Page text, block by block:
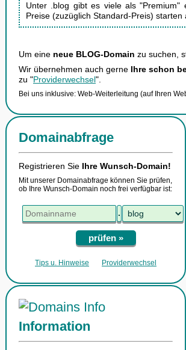
Unter .blog gibt es viele als "Premium"
Preise (zuzüglich Standard-Preis) starten
Um eine neue BLOG-Domain zu suchen,
Wir übernehmen auch gerne Ihre schon
zu "Providerwechsel".
Bei uns inklusive: Web-Weiterleitung (auf Ihren
Domainabfrage
Registrieren Sie Ihre Wunsch-Domain!
Mit unserer Domainabfrage können Sie prüfen,
ob Ihre Wunsch-Domain noch frei verfügbar ist:
.
prüfen »
Tips u. Hinweise Providerwechsel
Information